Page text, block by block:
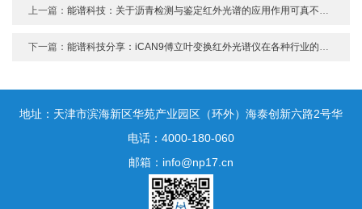
上一篇：能谱科技：关于沥青检测与鉴定红外光谱的应用作用可真不小！
下一篇：能谱科技分享：iCAN9傅立叶变换红外光谱仪在各种行业的应用有哪些？
地址：天津市滨海新区华苑产业园区（环外）海泰创新六路2号华
鼎新区一号3号楼1门10层
电话：4000-180-060
邮箱：info@np17.cn